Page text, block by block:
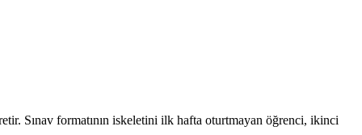
Sınav formatının iskeletini ilk hafta oturtmayan öğrenci, ikinci